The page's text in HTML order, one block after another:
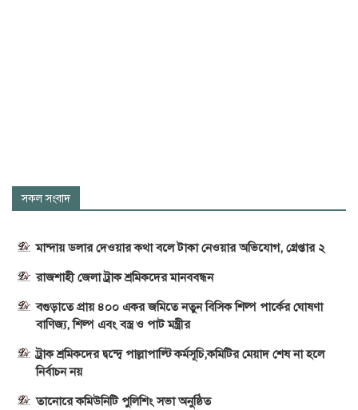
সকল সংবাদ
মান্দায় ডলার দেওয়ার কথা বলে টাকা নেওয়ার অভিযোগ, গ্রেপ্তার ২
রাজশাহী জেলা ট্রাক শ্রমিকদের মানববন্ধন
বগুড়াতে প্রায় ৪০০ একর জমিতে নতুন বিসিক শিল্প পার্কের ঘোষণা
বাণিজ্য, শিল্প এবং বস্ত্র ও পাট মন্ত্রীর
ট্রাক শ্রমিকদের দ্বন্দ্বে পাল্লাপাল্টি কর্মসূচি,কমিটির মেয়াদ শেষ না হলে
নির্বাচন নয়
তানোরে কমিউনিটি পুলিশিং সভা অনুষ্ঠিত